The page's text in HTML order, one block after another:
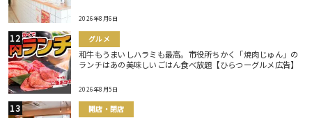
2026年8月6日
グルメ
和牛もうまいしハラミも最高。市役所ちかく「焼肉じゅん」の
ランチはあの美味しいごはん食べ放題【ひらつーグルメ広告】
2026年8月5日
開店・閉店